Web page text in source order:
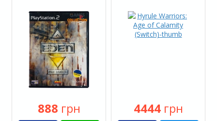
888 грн 4444 грн